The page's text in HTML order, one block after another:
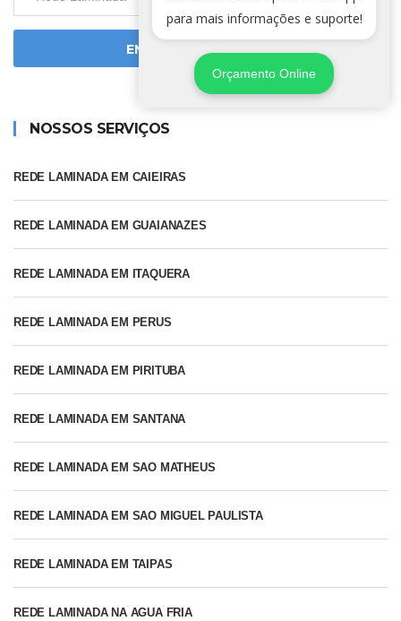
ENVIAR SOLICITAÇÃO
NOSSOS SERVIÇOS
REDE LAMINADA EM CAIEIRAS
REDE LAMINADA EM GUAIANAZES
REDE LAMINADA EM ITAQUERA
REDE LAMINADA EM PERUS
REDE LAMINADA EM PIRITUBA
REDE LAMINADA EM SANTANA
REDE LAMINADA EM SAO MATHEUS
REDE LAMINADA EM SAO MIGUEL PAULISTA
REDE LAMINADA EM TAIPAS
REDE LAMINADA NA AGUA FRIA
para mais informações e suporte!
Orçamento Online